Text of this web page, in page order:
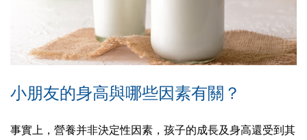
小朋友的身高與哪些因素有關？
事實上，營養并非決定性因素，孩子的成長及身高還受到其